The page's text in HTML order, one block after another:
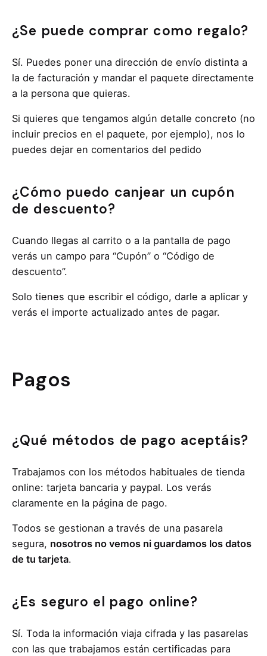
¿Se puede comprar como regalo?
Sí. Puedes poner una dirección de envío distinta a
la de facturación y mandar el paquete directamente
a la persona que quieras.
Si quieres que tengamos algún detalle concreto (no
incluir precios en el paquete, por ejemplo), nos lo
puedes dejar en comentarios del pedido
¿Cómo puedo canjear un cupón
de descuento?
Cuando llegas al carrito o a la pantalla de pago
verás un campo para “Cupón” o “Código de
descuento”.
Solo tienes que escribir el código, darle a aplicar y
verás el importe actualizado antes de pagar.
Pagos
¿Qué métodos de pago aceptáis?
Trabajamos con los métodos habituales de tienda
online: tarjeta bancaria y paypal. Los verás
claramente en la página de pago.
Todos se gestionan a través de una pasarela
segura, nosotros no vemos ni guardamos los datos
de tu tarjeta.
¿Es seguro el pago online?
Sí. Toda la información viaja cifrada y las pasarelas
con las que trabajamos están certificadas para